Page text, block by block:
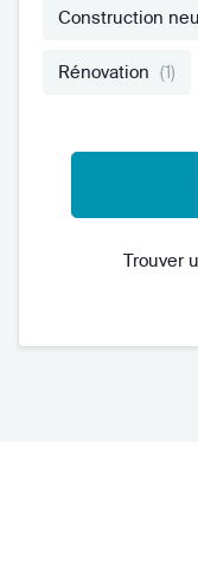
Construction
Rénovation (1)
Trouver